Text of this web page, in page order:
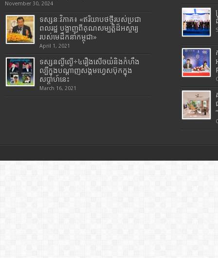
November 30, 2024
ទស្សនៈវិភាគ៖ «ឥរិយាបថថ្មីរបស់ប្រជា
ពលរដ្ឋ បង្ហាញពីគុណសម្បត្តិដ៏អស្ចារ្យ
របស់មេដឹកនាំកម្ពុជា»
April 1, 2021
ទស្សនល្ងីល្ងើ÷៤រឿងសើចយំនិងកំហឹង
ល្បីក្នុងបណ្តាញសង្គមហ្វេសប៊ុកក្នុង
សប្តាហ៍នេះ
March 16, 2021